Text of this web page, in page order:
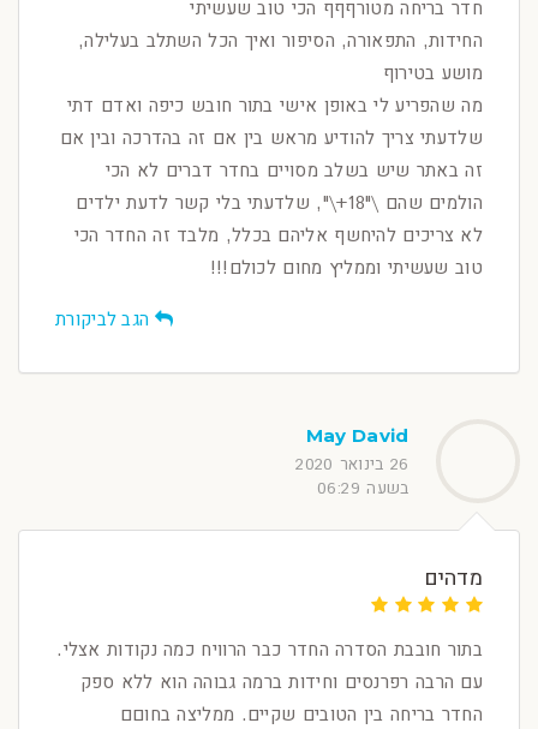
חדר בריחה מטורףףף הכי טוב שעשיתי
החידות, התפאורה, הסיפור ואיך הכל השתלב בעלילה,
מושע בטירוף
מה שהפריע לי באופן אישי בתור חובש כיפה ואדם דתי
שלדעתי צריך להודיע מראש בין אם זה בהדרכה ובין אם
זה באתר שיש בשלב מסויים בחדר דברים לא הכי
הולמים שהם \"18+\", שלדעתי בלי קשר לדעת ילדים
לא צריכים להיחשף אליהם בכלל, מלבד זה החדר הכי
טוב שעשיתי וממליץ מחום לכולם!!!
הגב לביקורת
May David
26 בינואר 2020
בשעה 06:29
מדהים
בתור חובבת הסדרה החדר כבר הרוויח כמה נקודות אצלי.
עם הרבה רפרנסים וחידות ברמה גבוהה הוא ללא ספק
החדר בריחה בין הטובים שקיים. ממליצה בחוםם